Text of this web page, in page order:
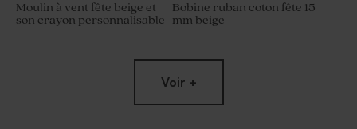
Moulin à vent fête beige et
son crayon personnalisable
Bobine ruban coton fête 15
mm beige
Voir +